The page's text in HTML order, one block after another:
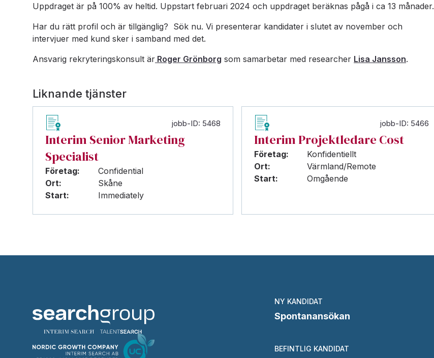
Uppdraget är på 100% av heltid. Uppstart februari 2024 och uppdraget beräknas pågå i ca 13 månader.
Har du rätt profil och är tillgänglig? Sök nu. Vi presenterar kandidater i slutet av november och
intervjuer med kund sker i samband med det.
Ansvarig rekryteringskonsult är Roger Grönborg som samarbetar med researcher Lisa Jansson.
Liknande tjänster
jobb-ID: 5468
Interim Senior Marketing
Specialist
Företag:
Confidential
Ort:
Skåne
Start:
Immediately
jobb-ID: 5466
Interim Projektledare Cost
Företag:
Konfidentiellt
Ort:
Värmland/Remote
Start:
Omgående
NY KANDIDAT
Spontanansökan
BEFINTLIG KANDIDAT